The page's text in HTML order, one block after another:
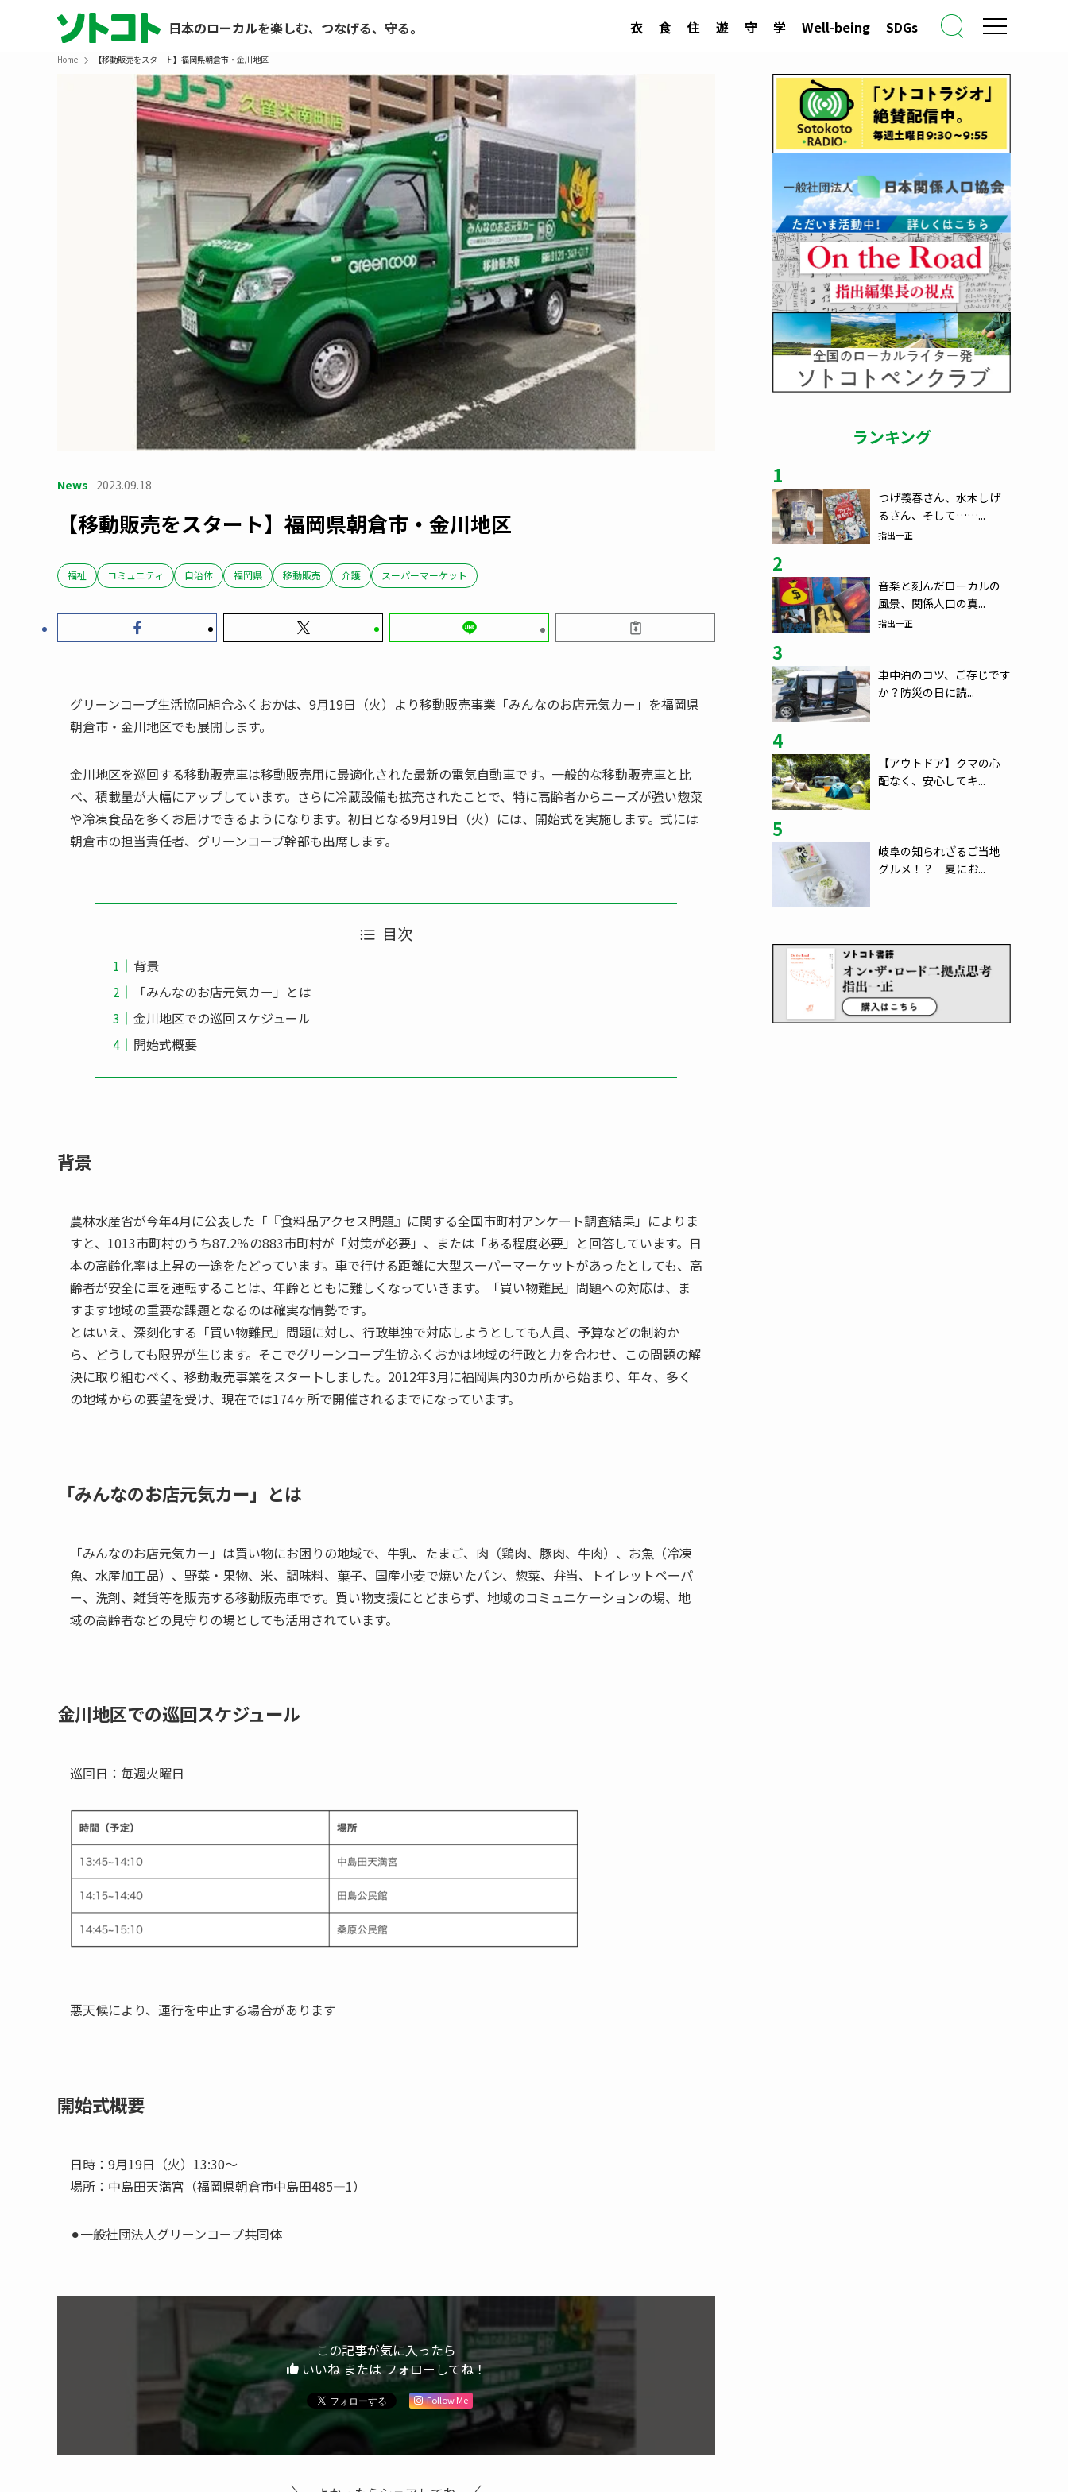
日本のローカルを楽しむ、つなげる、守る。 衣 食 住 遊 守 学 Well-being SDGs
Home 【移動販売をスタート】福岡県朝倉市・金川地区
News 2023.09.18
【移動販売をスタート】福岡県朝倉市・金川地区
福祉 コミュニティ 自治体 福岡県 移動販売 介護 スーパーマーケット
グリーンコープ生活協同組合ふくおかは、9月19日（火）より移動販売事業「みんなのお店元気カー」を福岡県
朝倉市・金川地区でも展開します。
金川地区を巡回する移動販売車は移動販売用に最適化された最新の電気自動車です。一般的な移動販売車と比
べ、積載量が大幅にアップしています。さらに冷蔵設備も拡充されたことで、特に高齢者からニーズが強い惣菜
や冷凍食品を多くお届けできるようになります。初日となる9月19日（火）には、開始式を実施します。式には
朝倉市の担当責任者、グリーンコープ幹部も出席します。
目次
背景
「みんなのお店元気カー」とは
金川地区での巡回スケジュール
開始式概要
背景
農林水産省が今年4月に公表した「『食料品アクセス問題』に関する全国市町村アンケート調査結果」によりま
すと、1013市町村のうち87.2％の883市町村が「対策が必要」、または「ある程度必要」と回答しています。日
本の高齢化率は上昇の一途をたどっています。車で行ける距離に大型スーパーマーケットがあったとしても、高
齢者が安全に車を運転することは、年齢とともに難しくなっていきます。「買い物難民」問題への対応は、ま
すます地域の重要な課題となるのは確実な情勢です。
とはいえ、深刻化する「買い物難民」問題に対し、行政単独で対応しようとしても人員、予算などの制約か
ら、どうしても限界が生じます。そこでグリーンコープ生協ふくおかは地域の行政と力を合わせ、この問題の解
決に取り組むべく、移動販売事業をスタートしました。2012年3月に福岡県内30カ所から始まり、年々、多く
の地域からの要望を受け、現在では174ヶ所で開催されるまでになっています。
「みんなのお店元気カー」とは
「みんなのお店元気カー」は買い物にお困りの地域で、牛乳、たまご、肉（鶏肉、豚肉、牛肉）、お魚（冷凍
魚、水産加工品）、野菜・果物、米、調味料、菓子、国産小麦で焼いたパン、惣菜、弁当、トイレットペーパ
ー、洗剤、雑貨等を販売する移動販売車です。買い物支援にとどまらず、地域のコミュニケーションの場、地
域の高齢者などの見守りの場としても活用されています。
金川地区での巡回スケジュール
巡回日：毎週火曜日
悪天候により、運行を中止する場合があります
開始式概要
日時：9月19日（火）13:30〜
場所：中島田天満宮（福岡県朝倉市中島田485―1）
⚫︎一般社団法人グリーンコープ共同体
この記事が気に入ったら
いいね または フォローしてね！
Follow Me
ランキング
1
つげ義春さん、水木しげ
るさん、そして……...
指出一正
2
音楽と刻んだローカルの
風景、関係人口の真...
指出一正
3
車中泊のコツ、ご存じです
か？防災の日に読...
4
【アウトドア】クマの心
配なく、安心してキ...
5
岐阜の知られざるご当地
グルメ！？ 夏にお...